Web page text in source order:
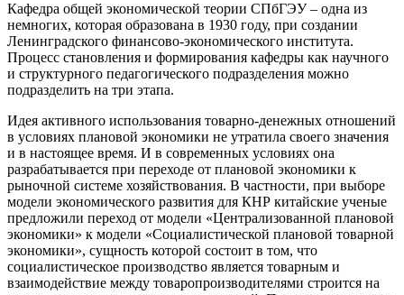
Кафедра общей экономической теории СПбГЭУ – одна из
немногих, которая образована в 1930 году, при создании
Ленинградского финансово-экономического института.
Процесс становления и формирования кафедры как научного
и структурного педагогического подразделения можно
подразделить на три этапа.
Идея активного использования товарно-денежных отношений
в условиях плановой экономики не утратила своего значения
и в настоящее время. И в современных условиях она
разрабатывается при переходе от плановой экономики к
рыночной системе хозяйствования. В частности, при выборе
модели экономического развития для КНР китайские ученые
предложили переход от модели «Централизованной плановой
экономики» к модели «Социалистической плановой товарной
экономики», сущность которой состоит в том, что
социалистическое производство является товарным и
взаимодействие между товаропроизводителями строится на